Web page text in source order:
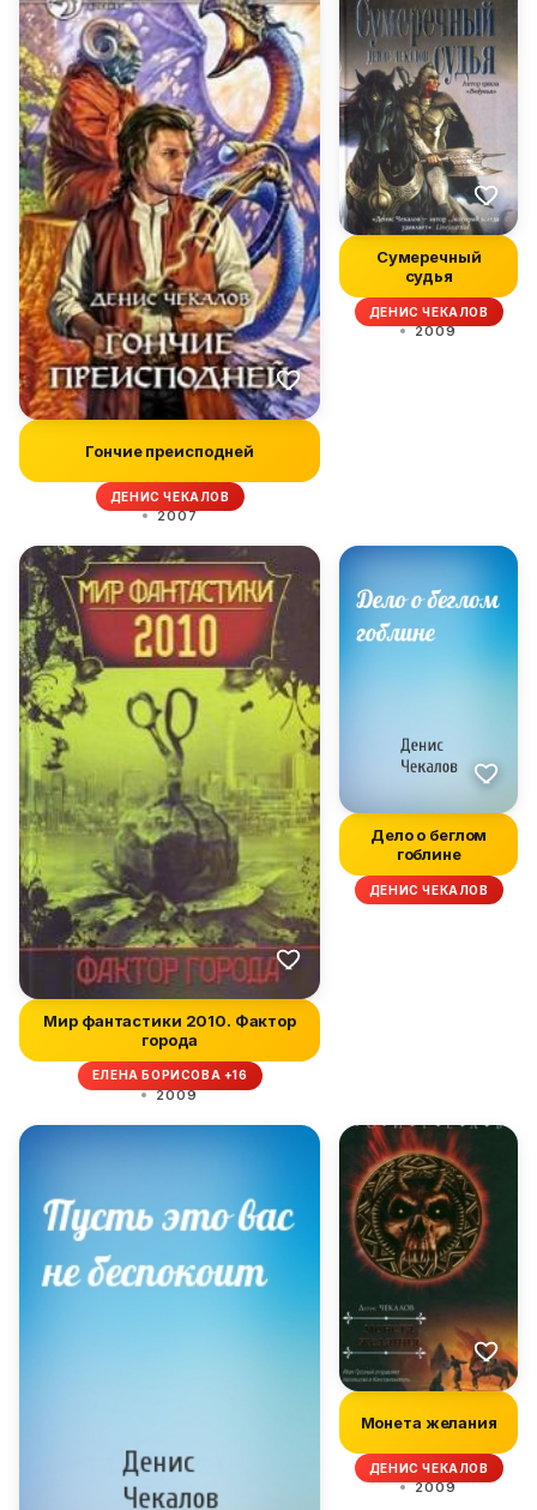
Гончие преисподней
ДЕНИС ЧЕКАЛОВ
2007
Сумеречный
судья
ДЕНИС ЧЕКАЛОВ
2009
Мир фантастики 2010. Фактор
города
ЕЛЕНА БОРИСОВА +16
2009
Дело о беглом
гоблине
ДЕНИС ЧЕКАЛОВ
Монета желания
ДЕНИС ЧЕКАЛОВ
2009